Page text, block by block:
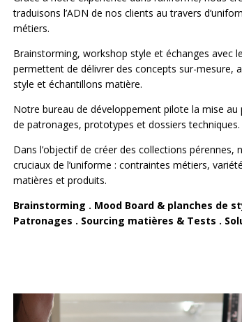
traduisons l’ADN de nos clients au travers
métiers.
Brainstorming,workshop style et échanges avec
permettent de délivrer des concepts sur-mesure,
style et échantillons matière.
Notre bureau de développement pilote la mise
de patronages, prototypes et dossiers techniques.
Dans l’objectif de créer des collections pérennes,
cruciaux de l’uniforme : contraintes métiers,
matières et produits.
Brainstorming . Mood Board & planches de
Patronages . Sourcing matières & Tests .